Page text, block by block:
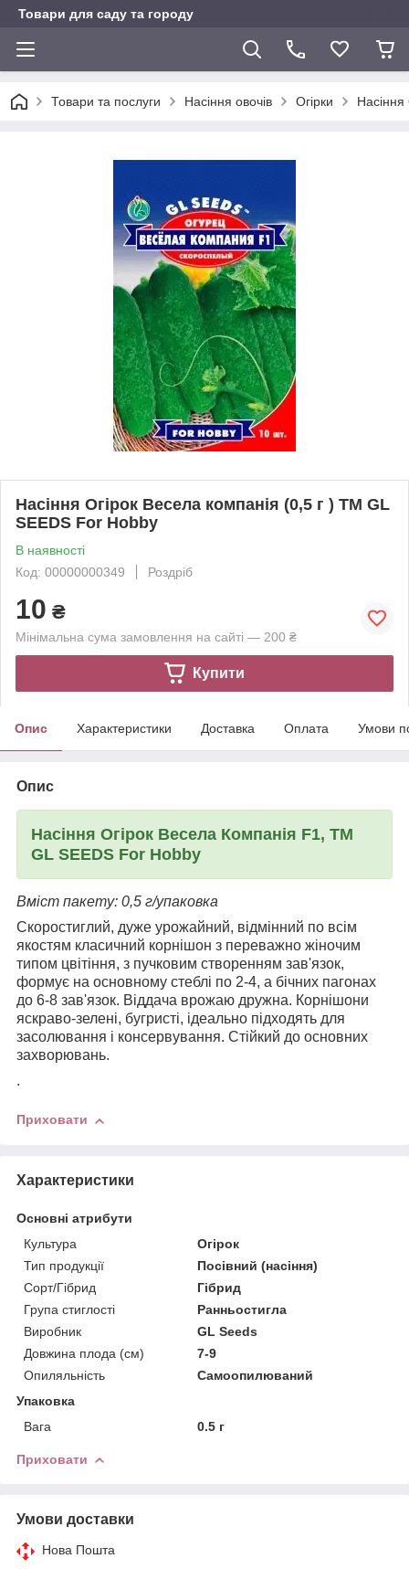
Товари для саду та городу
Товари та послуги Насіння овочів Огірки
Насіння Огірок Весела компанія (0,5 г ) ТМ GL
SEEDS For Hobby
В наявності
Код: 00000000349
Роздріб
10 ₴
Мінімальна сума замовлення на сайті — 200 ₴
Купити
Опис Характеристики Доставка Оплата Умови
Опис
Насіння Огірок Весела Компанія F1, ТМ
GL SEEDS For Hobby
Вміст пакету: 0,5 г/упаковка
Скоростиглий, дуже урожайний, відмінний по всім
якостям класичний корнішон з переважно жіночим
типом цвітіння, з пучковим створенням зав'язок,
формує на основному стеблі по 2-4, а бічних пагонах
до 6-8 зав'язок. Віддача врожаю дружна. Корнішони
яскраво-зелені, бугристі, ідеально підходять для
засолювання і консервування. Стійкий до основних
захворювань.
.
Приховати
Характеристики
Основні атрибути
Культура
Огірок
Тип продукції
Посівний (насіння)
Сорт/Гібрид
Гібрид
Група стиглості
Ранньостигла
Виробник
GL Seeds
Довжина плода (см)
7-9
Опиляльність
Самоопилюваний
Упаковка
Вага
0.5 г
Приховати
Умови доставки
Нова Пошта